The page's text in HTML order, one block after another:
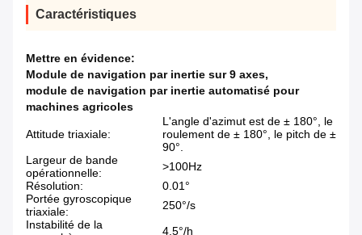
Caractéristiques
Mettre en évidence:
Module de navigation par inertie sur 9 axes,
module de navigation par inertie automatisé pour
machines agricoles
Attitude triaxiale:
L'angle d'azimut est de ± 180°, le
roulement de ± 180°, le pitch de ±
90°.
Largeur de bande
opérationnelle:
>100Hz
Résolution:
0.01°
Portée gyroscopique
triaxiale:
250°/s
Instabilité de la
4.5°/h